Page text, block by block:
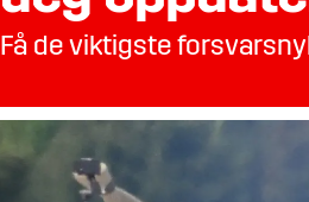
Få de viktigste